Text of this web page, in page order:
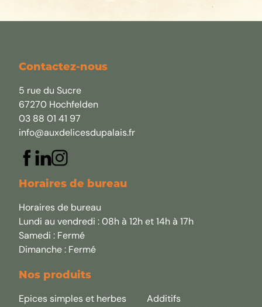
Contactez-nous
5 rue du Sucre
67270 Hochfelden
03 88 01 41 97
info@auxdelicesdupalais.fr
Horaires de bureau
Horaires de bureau
Lundi au vendredi : 08h à 12h et 14h à 17h
Samedi : Fermé
Dimanche : Fermé
Nos produits
Epices simples et herbes
Additifs